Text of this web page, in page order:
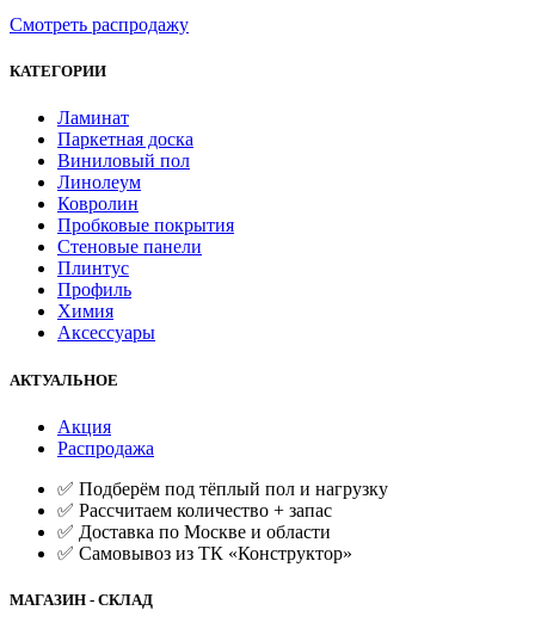
Смотреть распродажу
КАТЕГОРИИ
Ламинат
Паркетная доска
Виниловый пол
Линолеум
Ковролин
Пробковые покрытия
Стеновые панели
Плинтус
Профиль
Химия
Аксессуары
АКТУАЛЬНОЕ
Акция
Распродажа
✅ Подберём под тёплый пол и нагрузку
✅ Рассчитаем количество + запас
✅ Доставка по Москве и области
✅ Самовывоз из ТК «Конструктор»
МАГАЗИН - СКЛАД